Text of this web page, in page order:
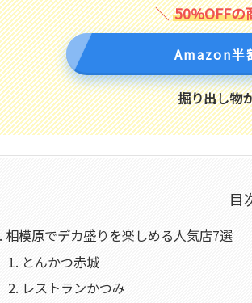
50%OFFの
Amazon半
掘り出し物
目
相模原でデカ盛りを楽しめる人気店7選
とんかつ赤城
レストランかつみ